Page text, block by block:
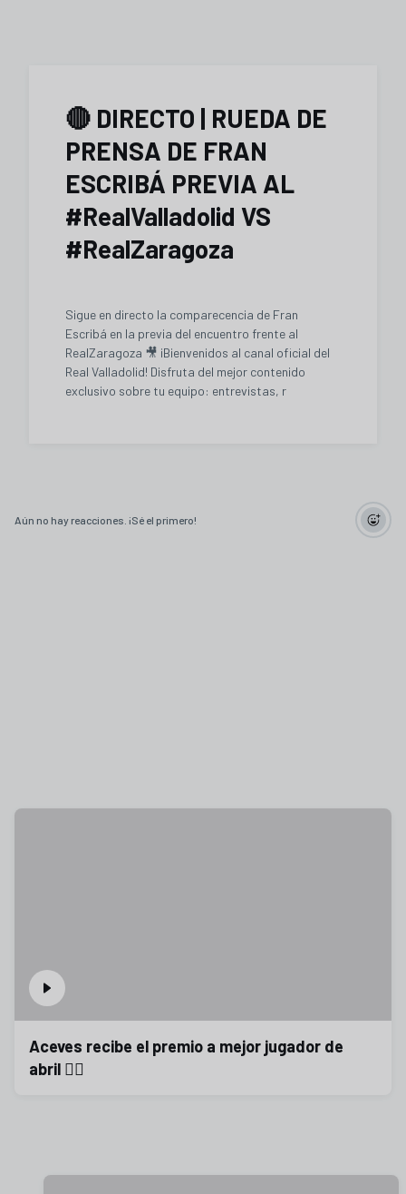
🔴 DIRECTO | RUEDA DE
PRENSA DE FRAN
ESCRIBÁ PREVIA AL
#RealValladolid VS
#RealZaragoza
Sigue en directo la comparecencia de Fran
Escribá en la previa del encuentro frente al
RealZaragoza 🎥 ¡Bienvenidos al canal oficial del
Real Valladolid! Disfruta del mejor contenido
exclusivo sobre tu equipo: entrevistas, r
Aún no hay reacciones. ¡Sé el primero!
Aceves recibe el premio a mejor jugador de
abril 😮‍💨